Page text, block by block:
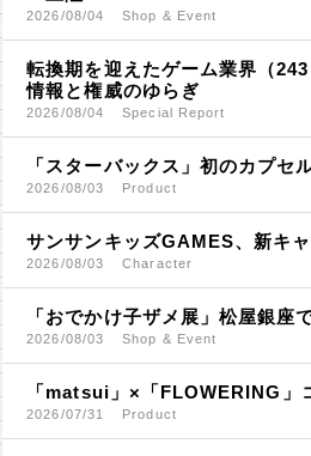
2026/08/04 Shop & Event
転換期を迎えたゲーム業界（243
情報と権威のゆらぎ
2026/08/04 Special Report
「スターバックス」初のカプセ
2026/08/03 Product
サンサンキッズGAMES、新キ
2026/08/03 Character
「おでかけ子ザメ展」松屋銀座
2026/08/03 Shop & Event
「matsui」×「FLOWERING」
2026/07/31 Product